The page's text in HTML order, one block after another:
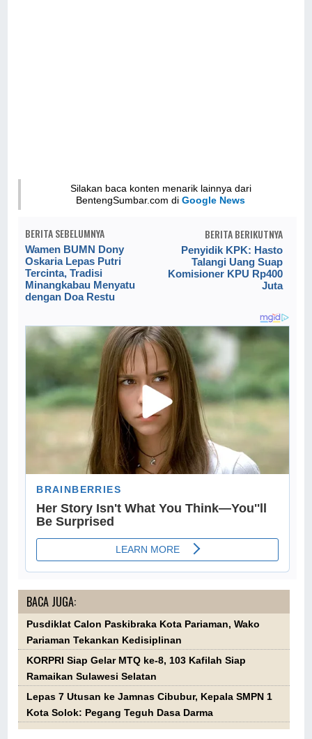
Silakan baca konten menarik lainnya dari
BentengSumbar.com diGoogle News
BERITA SEBELUMNYA
Wamen BUMN Dony
Oskaria Lepas Putri
Tercinta, Tradisi
Minangkabau Menyatu
dengan Doa Restu
BERITA BERIKUTNYA
Penyidik KPK: Hasto
Talangi Uang Suap
Komisioner KPU Rp400
Juta
BACA JUGA:
Pusdiklat Calon Paskibraka Kota Pariaman, Wako
Pariaman Tekankan Kedisiplinan
KORPRI Siap Gelar MTQ ke-8, 103 Kafilah Siap
Ramaikan Sulawesi Selatan
Lepas 7 Utusan ke Jamnas Cibubur, Kepala SMPN 1
Kota Solok: Pegang Teguh Dasa Darma